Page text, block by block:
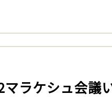
マラケシュ会議